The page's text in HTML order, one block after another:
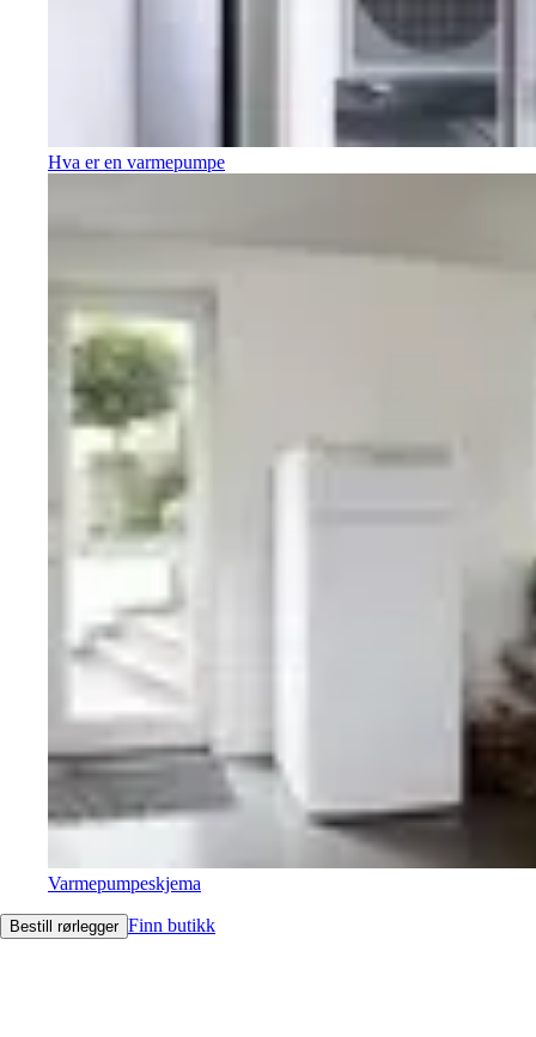
Hva er en varmepumpe
Varmepumpeskjema
Bestill rørlegger Finn butikk